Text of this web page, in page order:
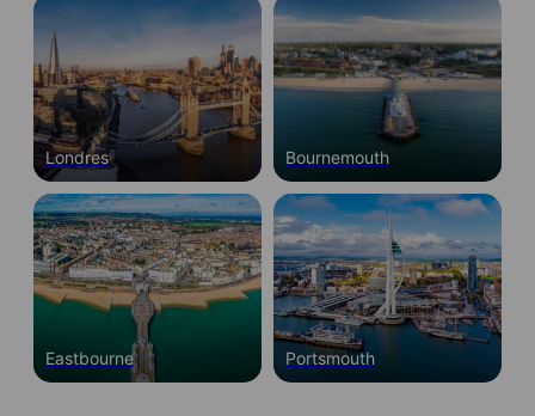
recomendamos consultar los requisitos
actuales del visado británico o contactarnos
para asesoramiento personalizado.
Londres Bournemouth
Eastbourne Portsmouth